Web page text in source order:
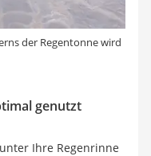
der Regentonne wird
genutzt
Ihre Regenrinne